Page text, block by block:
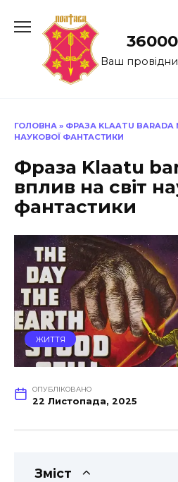
до
Ваш
ГОЛОВНА » ФРАЗА KLAATU BARADA
НАУКОВОЇ ФАНТАСТИКИ
Фраза Klaatu
вплив на світ
фантастики
ЖИТТЯ
ОПУБЛІКОВАНО
22 Листопада, 2025
Зміст